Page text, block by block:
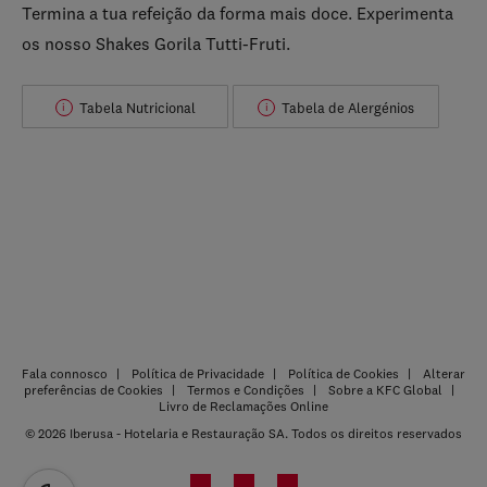
Termina a tua refeição da forma mais doce. Experimenta
os nosso Shakes Gorila Tutti-Fruti.
i Tabela Nutricional i Tabela de Alergénios
Fala connosco Política de Privacidade Política de Cookies
Alterar
preferências de Cookies
Termos e Condições
Sobre a KFC Global
Livro de Reclamações Online
© 2026 Iberusa - Hotelaria e Restauração SA. Todos os direitos reservados